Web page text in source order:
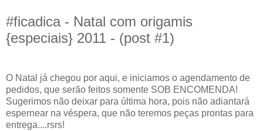
#ficadica - Natal com origamis
{especiais} 2011 - (post #1)
O Natal já chegou por aqui, e iniciamos o agendamento de
pedidos, que serão feitos somente SOB ENCOMENDA!
Sugerimos não deixar para última hora, pois não adiantará
espernear na véspera, que não teremos peças prontas para
entrega....rsrs!